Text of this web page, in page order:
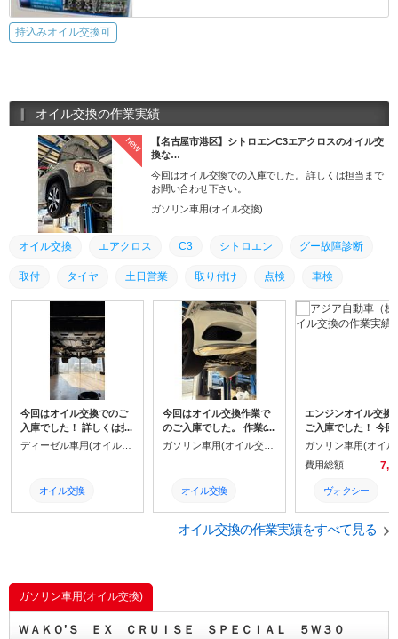
持込みオイル交換可
オイル交換の作業実績
new
【名古屋市港区】シトロエンC3エアクロスのオイル交
換な…
今回はオイル交換での入庫でした。 詳しくは担当まで
お問い合わせ下さい。
ガソリン車用(オイル交換)
オイル交換 エアクロス C3 シトロエン グー故障診断
取付 タイヤ 土日営業 取り付け 点検 車検
今回はオイル交換でのご
入庫でした！ 詳しくは担
当までお問い合わせくだ
オイル交換
土日営業
車検
今回はオイル交換作業で
のご入庫でした。 作業の
際はご予約をお願いいた
オイル交換
土日営業
エンジンオイル交換
ご入庫でした！ 今回
000キロ走りました
した。 詳しくは整備
まで。
費用総額
ヴォクシー
オイル交換
整備
オイル交換の作業実績をすべて見る
ガソリン車用(オイル交換)
ＷＡＫＯ’Ｓ ＥＸ ＣＲＵＩＳＥ ＳＰＥＣＩＡＬ ５Ｗ３０